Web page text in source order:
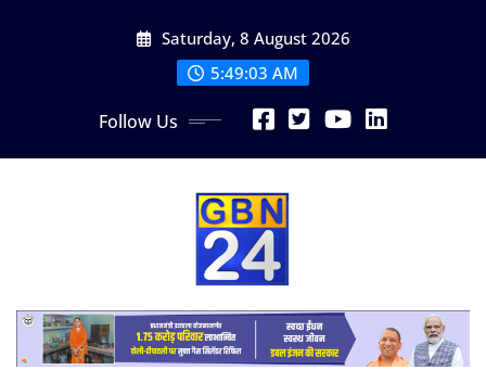
Saturday, 8 August 2026
5:49:04 AM
Follow Us